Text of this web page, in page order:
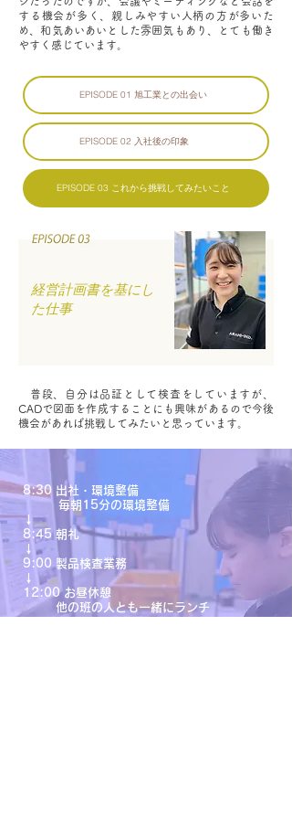
する機会が多く、親しみやすい人柄の方が多いた
め、和気あいあいとした雰囲気もあり、とても働き
やすく感じています。
EPISODE 01 旭工業との出会い
EPISODE 02 入社後の印象
EPISODE 03 これから挑戦してみたいこと
経営計画書を基にし
た仕事
普段、自分は品証として検査をしていますが、
CADで図面を作成することにも興味があるので今後
機会があれば挑戦してみたいと思っています。
8:30 出社・環境整備
毎朝15分の環境整備
↓
8:45 朝礼
↓
9:00 製品検査業務
↓
12:00 お昼休憩
他の班の人とも一緒にランチ